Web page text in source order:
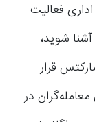
فعالیت
آشنا شوید،
قرار
در